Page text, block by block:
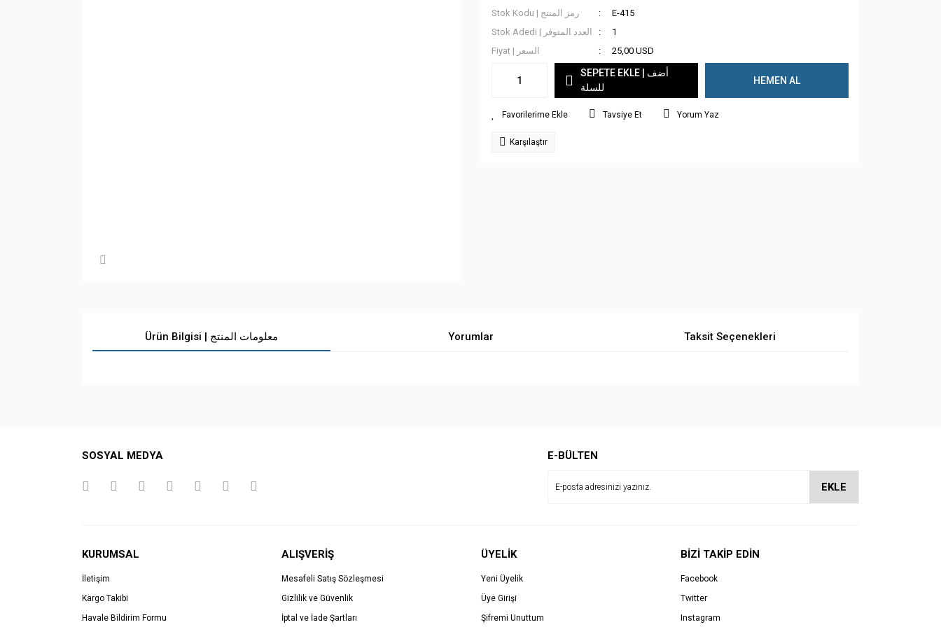
Stok Kodu | رمز المنتج
E-415
Stok Adedi | العدد المتوفر
1
Fiyat | السعر
25,00 USD
SEPETE EKLE | أضف
للسلة
HEMEN AL
Tavsiye Et Yorum Yaz
Karşılaştır
Ürün Bilgisi | معلومات المنتج Yorumlar Taksit Seçenekleri
SOSYAL MEDYA E-BÜLTEN
EKLE
KURUMSAL
İletişim
Kargo Takibi
Havale Bildirim Formu
ALIŞVERİŞ
Mesafeli Satış Sözleşmesi
Gizlilik ve Güvenlik
İptal ve İade Şartları
ÜYELİK
Yeni Üyelik
Üye Girişi
Şifremi Unuttum
BİZİ TAKİP EDİN
Facebook
Twitter
Instagram